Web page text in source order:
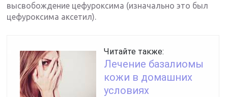
высвобождение цефуроксима (изначально это был
цефуроксима аксетил).
Читайте также:
Лечение базалиомы
кожи в домашних
условиях